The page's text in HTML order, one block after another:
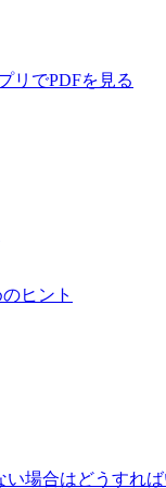
リでPDFを見る
ヒント
い場合はどうすれ